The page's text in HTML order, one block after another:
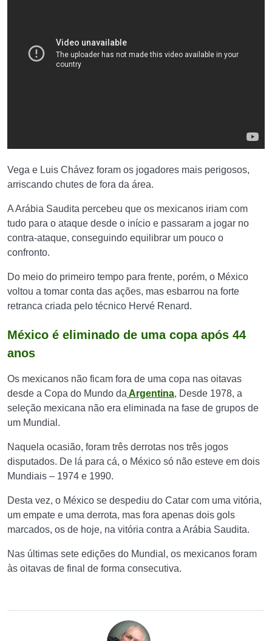
Vega e Luis Chávez foram os jogadores mais perigosos,
arriscando chutes de fora da área.
A Arábia Saudita percebeu que os mexicanos iriam com
tudo para o ataque desde o início e passaram a jogar no
contra-ataque, conseguindo equilibrar um pouco o
confronto.
Do meio do primeiro tempo para frente, porém, o México
voltou a tomar conta das ações, mas esbarrou na forte
retranca criada pelo técnico Hervé Renard.
México é eliminado de uma copa após 44
anos
Os mexicanos não ficam fora de uma copa nas oitavas
desde a Copa do Mundo da Argentina, Desde 1978, a
seleção mexicana não era eliminada na fase de grupos de
um Mundial.
Naquela ocasião, foram três derrotas nos três jogos
disputados. De lá para cá, o México só não esteve em dois
Mundiais – 1974 e 1990.
Desta vez, o México se despediu do Catar com uma vitória,
um empate e uma derrota, mas fora apenas dois gols
marcados, os de hoje, na vitória contra a Arábia Saudita.
Nas últimas sete edições do Mundial, os mexicanos foram
às oitavas de final de forma consecutiva.